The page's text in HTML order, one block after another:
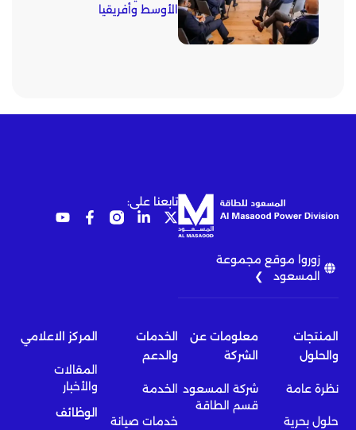
الأوسط وأفريقيا
زوروا موقع مجموعة
المسعود ❯
تابعنا على:
المنتجات
والحلول
نظرة عامة
حلول بحرية
الخدمات
والدعم
الخدمة
خدمات صيانة
معلومات عن
الشركة
شركة المسعود
قسم الطاقة
المركز الاعلامي
المقالات
والأخبار
الوظائف